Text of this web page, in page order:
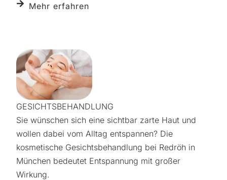
Mehr erfahren
GESICHTSBEHANDLUNG
Sie wünschen sich eine sichtbar zarte Haut und
wollen dabei vom Alltag entspannen? Die
kosmetische Gesichtsbehandlung bei Redröh in
München bedeutet Entspannung mit großer
Wirkung.